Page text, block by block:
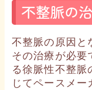
不整脈の
不整脈の原因と
その治療が必要
る徐脈性不整脈
じてペースメー